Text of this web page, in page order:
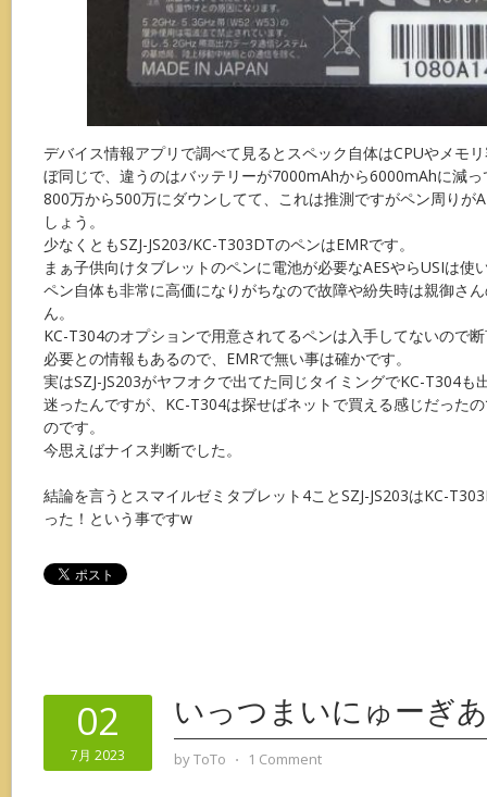
デバイス情報アプリで調べて見るとスペック自体はCPUやメモ
ぼ同じで、違うのはバッテリーが7000mAhから6000mAhに減
800万から500万にダウンしてて、これは推測ですがペン周りが
しょう。
少なくともSZJ-JS203/KC-T303DTのペンはEMRです。
まぁ子供向けタブレットのペンに電池が必要なAESやらUSIは使
ペン自体も非常に高価になりがちなので故障や紛失時は親御さ
ん。
KC-T304のオプションで用意されてるペンは入手してないので
必要との情報もあるので、EMRで無い事は確かです。
実はSZJ-JS203がヤフオクで出てた同じタイミングでKC-T304も
迷ったんですが、KC-T304は探せばネットで買える感じだった
のです。
今思えばナイス判断でした。
結論を言うとスマイルゼミタブレット4ことSZJ-JS203はKC-
った！という事ですw
02
7月 2023
いっつまいにゅーぎ
byToTo ⋅ 1 Comment